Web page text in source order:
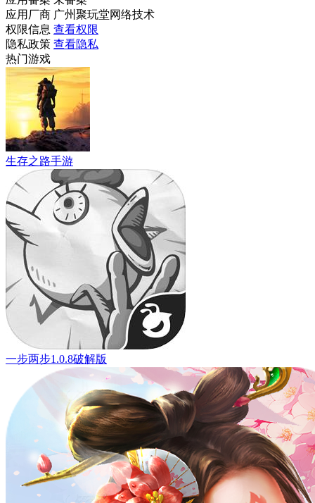
应用厂商 广州聚玩堂网络技术
权限信息 查看权限
隐私政策 查看隐私
热门游戏
生存之路手游
一步两步1.0.8破解版